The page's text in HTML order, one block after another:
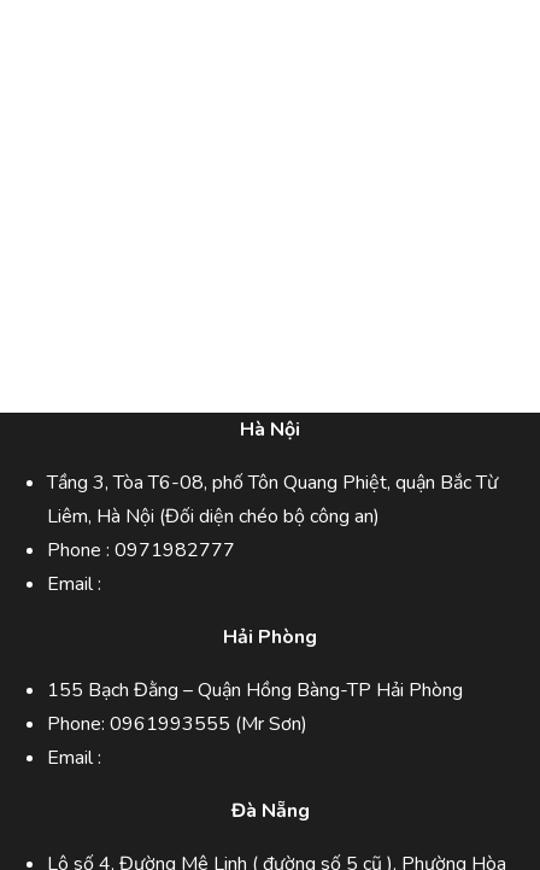
Hà Nội
Tầng 3, Tòa T6-08, phố Tôn Quang Phiệt, quận Bắc Từ
Liêm, Hà Nội (Đối diện chéo bộ công an)
Phone : 0971982777
Email :
Hải Phòng
155 Bạch Đằng – Quận Hồng Bàng-TP Hải Phòng
Phone: 0961993555 (Mr Sơn)
Email :
Đà Nẵng
Lô số 4, Đường Mê Linh ( đường số 5 cũ ), Phường Hòa